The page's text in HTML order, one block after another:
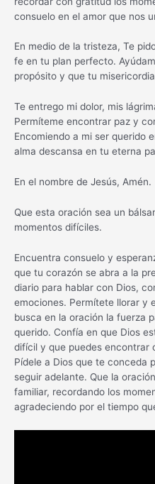
consuelo en el amor que nos
En medio de la tristeza, Te
fe en tu plan perfecto.
propósito y que tu
Te entrego mi dolor, mis
Permíteme encontrar paz y
Encomiendo a mi ser querido
alma descansa en tu eterna
En el nombre de Jesús, Amén.
Que esta oración sea un
momentos difíciles.
Encuentra consuelo y
que tu corazón se abra a la
diario para hablar con Dios,
emociones. Permítete llorar y
busca en la oración la fuerza
querido. Confía en que Dios
difícil y que puedes encontrar
Pídele a Dios que te conceda
seguir adelante. Que la
familiar, recordando los
agradeciendo por el tiempo